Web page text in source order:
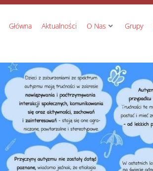
Główna Aktualności O Nas Grupy